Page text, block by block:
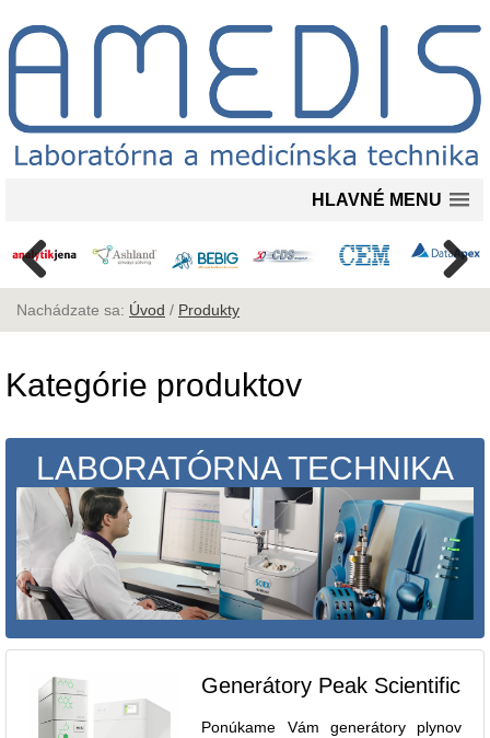
HLAVNÉ MENU
Nachádzate sa: Úvod / Produkty
Kategórie produktov
LABORATÓRNA TECHNIKA
Generátory Peak Scientific
Ponúkame Vám generátory plynov